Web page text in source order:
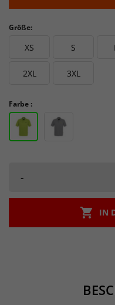
Größe:
XS S
2XL 3XL
Farbe :
-
 IN